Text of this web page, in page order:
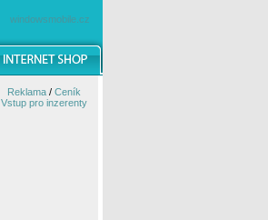
windowsmobile.cz
Reklama/ Ceník
Vstup pro inzerenty